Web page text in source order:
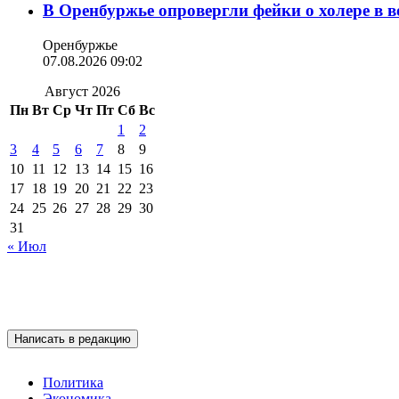
В Оренбуржье опровергли фейки о холере в
Оренбуржье
07.08.2026 09:02
Август 2026
Пн Вт Ср Чт Пт Сб Вс
1
2
3
4 5 6 7 8
9
10 11 12 13 14 15 16
17 18 19 20 21 22 23
24 25 26 27 28 29 30
31
« Июл
Написать в редакцию
Политика